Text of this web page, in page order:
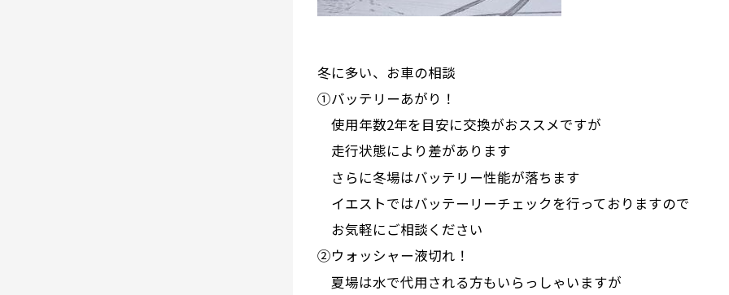
冬に多い、お車の相談
①バッテリーあがり！
使用年数2年を目安に交換がおススメですが
走行状態により差があります
さらに冬場はバッテリー性能が落ちます
イエストではバッテーリーチェックを行っておりますので
お気軽にご相談ください
②ウォッシャー液切れ！
夏場は水で代用される方もいらっしゃいますが